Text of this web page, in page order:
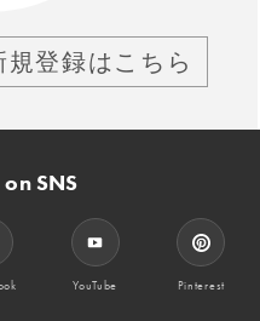
規登録はこちら
SNS
YouTube Pinterest